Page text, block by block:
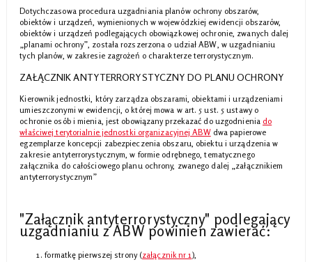
Dotychczasowa procedura uzgadniania planów ochrony obszarów,
obiektów i urządzeń, wymienionych w wojewódzkiej ewidencji obszarów,
obiektów i urządzeń podlegających obowiązkowej ochronie, zwanych dalej
„planami ochrony”, została rozszerzona o udział ABW, w uzgadnianiu
tych planów, w zakresie zagrożeń o charakterze terrorystycznym.
ZAŁĄCZNIK ANTYTERRORYSTYCZNY DO PLANU OCHRONY
Kierownik jednostki, który zarządza obszarami, obiektami i urządzeniami
umieszczonymi w ewidencji, o której mowa w art. 5 ust. 5 ustawy o
ochronie osób i mienia, jest obowiązany przekazać do uzgodnienia do
właściwej terytorialnie jednostki organizacyjnej ABWdwa papierowe
egzemplarze koncepcji zabezpieczenia obszaru, obiektu i urządzenia w
zakresie antyterrorystycznym, w formie odrębnego, tematycznego
załącznika do całościowego planu ochrony, zwanego dalej „załącznikiem
antyterrorystycznym”
"Załącznik antyterrorystyczny" podlegający
uzgadnianiu z ABW powinien zawierać:
formatkę pierwszej strony (załącznik nr 1),